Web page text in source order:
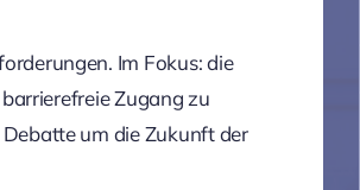
Im Fokus: die
Zugang zu
um die Zukunft der